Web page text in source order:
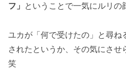
フ」 ということで一気にルリの
ユカが「何で受けたの」と尋ね
されたというか、その気にさ
笑